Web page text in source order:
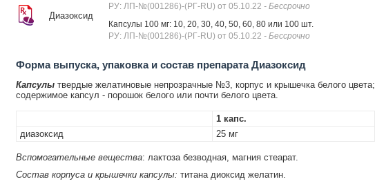
Диазоксид
РУ: ЛП-№(001286)-(РГ-RU) от 05.10.22 - Бессрочно
Капсулы 100 мг: 10, 20, 30, 40, 50, 60, 80 или 100 шт.
РУ: ЛП-№(001286)-(РГ-RU) от 05.10.22 - Бессрочно
Форма выпуска, упаковка и состав препарата Диазоксид
Капсулытвердые желатиновые непрозрачные №3, корпус и крышечка белого цвета;
содержимое капсул - порошок белого или почти белого цвета.
1 капс.
диазоксид
25 мг
Вспомогательные вещества: лактоза безводная, магния стеарат.
Состав корпуса и крышечки капсулы: титана диоксид желатин.